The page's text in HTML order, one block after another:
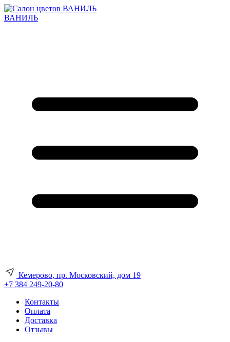
ВАНИЛЬ
Кемерово, пр. Московский, дом 19
+7 384 249-20-80
Контакты
Оплата
Доставка
Отзывы